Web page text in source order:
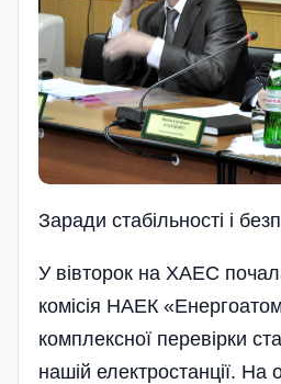
Заради стабільності і
У вівторок на ХАЕС
комісія НАЕК
комплексної перевірки
нашій електростанції. На